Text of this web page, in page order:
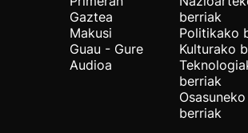
Gaztea
Makusi
Guau - Gure
Audioa
berriak
Politikako
Kulturako
berriak
Osasuneko
berriak